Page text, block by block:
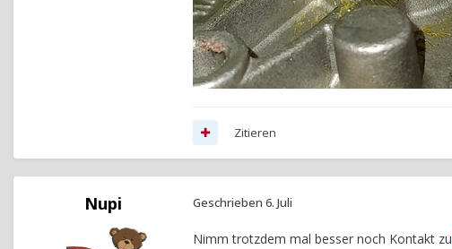
Zitieren
Nupi Geschrieben 6. Juli
Nimm trotzdem mal besser noch Kontakt zu